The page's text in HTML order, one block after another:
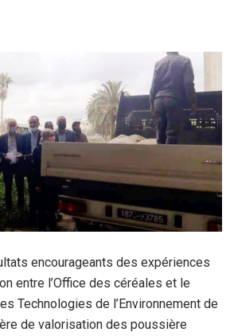
encourageants des expériences
entre l’Office des céréales et le
Technologies de l’Environnement de
de valorisation des poussière